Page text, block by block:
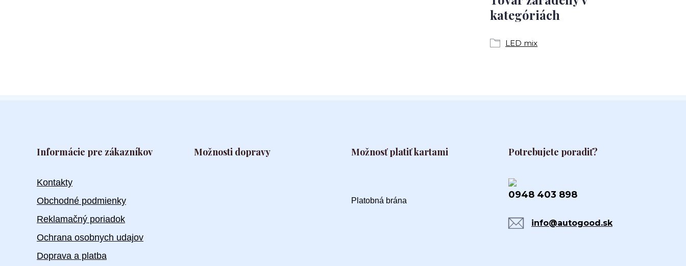
kategóriách
LED mix
Informácie pre zákazníkov
Kontakty
Obchodné podmienky
Reklamačný poriadok
Ochrana osobnych udajov
Doprava a platba
Možnosti dopravy Možnosť platiť kartami
Platobná brána
Potrebujete poradiť?
0948 403 898
info@autogood.sk